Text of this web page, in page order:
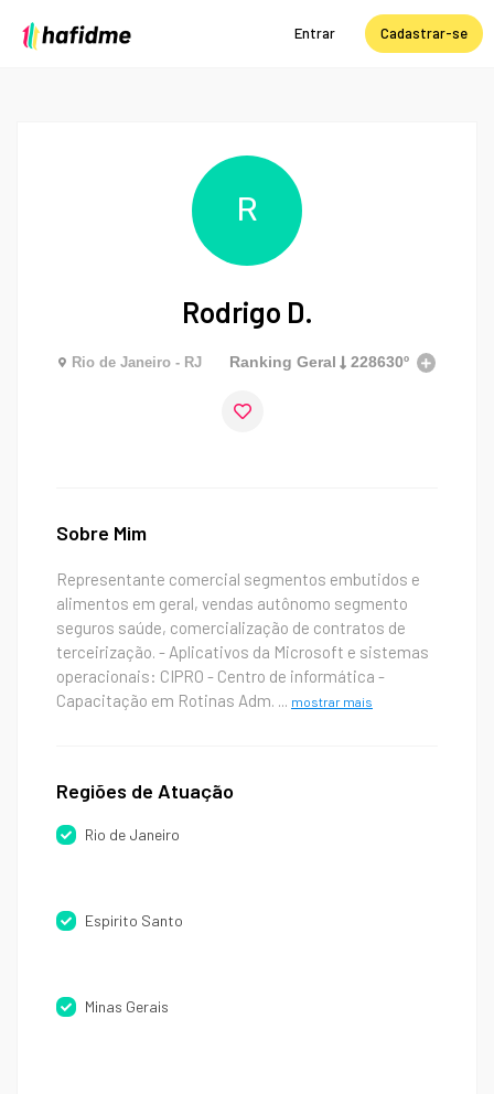
Entrar Cadastrar-se
R
Rodrigo D.
Rio de Janeiro - RJ Ranking Geral 228630º
Sobre Mim
Representante comercial segmentos embutidos e
alimentos em geral, vendas autônomo segmento
seguros saúde, comercialização de contratos de
terceirização. - Aplicativos da Microsoft e sistemas
operacionais: CIPRO - Centro de informática -
Capacitação em Rotinas Adm. ... mostrar mais
Regiões de Atuação
Rio de Janeiro
Espirito Santo
Minas Gerais